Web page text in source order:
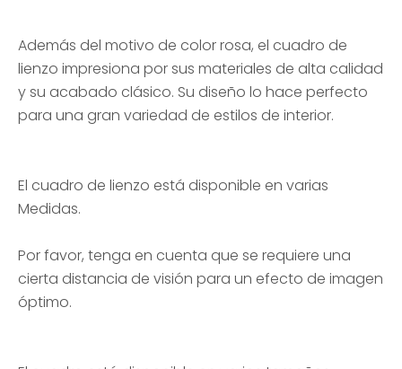
Además del motivo de color rosa, el cuadro de
lienzo impresiona por sus materiales de alta calidad
y su acabado clásico. Su diseño lo hace perfecto
para una gran variedad de estilos de interior.
El cuadro de lienzo está disponible en varias
Medidas.
Por favor, tenga en cuenta que se requiere una
cierta distancia de visión para un efecto de imagen
óptimo.